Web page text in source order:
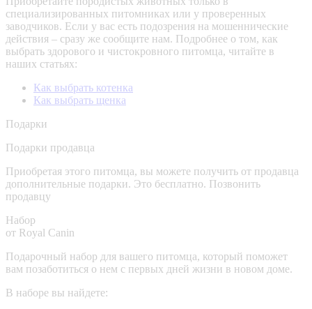
специализированных питомниках или у проверенных
заводчиков. Если у вас есть подозрения на мошеннические
действия – сразу же сообщите нам. Подробнее о том, как
выбрать здорового и чистокровного питомца, читайте в
наших статьях:
Как выбрать котенка
Как выбрать щенка
Подарки
Подарки продавца
Приобретая этого питомца, вы можете получить от продавца
дополнительные подарки. Это бесплатно. Позвонить
продавцу
Набор
от Royal Canin
Подарочный набор для вашего питомца, который поможет
вам позаботиться о нем с первых дней жизни в новом доме.
В наборе вы найдете: